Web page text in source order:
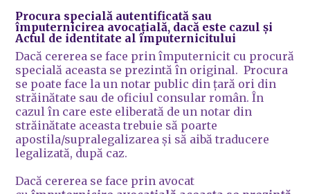
Procura specială autentificată sau
împuternicirea avocațială, dacă este cazul și
Actul de identitate al împuternicitului
Dacă cererea se face prin împuternicit cu procură
specială aceasta se prezintă în original. Procura
se poate face la un notar public din ţară ori din
străinătate sau de oficiul consular român. În
cazul în care este eliberată de un notar din
străinătate aceasta trebuie să poarte
apostila/supralegalizarea și să aibă traducere
legalizată, după caz.
Dacă cererea se face prin avocat